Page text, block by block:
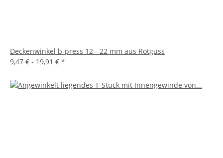
Deckenwinkel b-press 12 - 22 mm aus Rotguss
9,47 € - 19,91 € *